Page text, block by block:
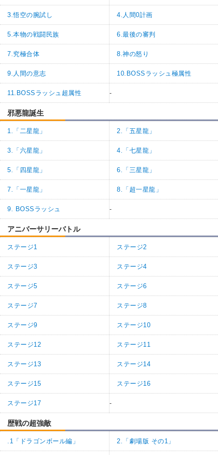
3.悟空の腕試し 4.人間0計画
5.本物の戦闘民族 6.最後の審判
7.究極合体 8.神の怒り
9.人間の意志 10.BOSSラッシュ極属性
11.BOSSラッシュ超属性 -
邪悪龍誕生
1.「二星龍」 2.「五星龍」
3.「六星龍」 4.「七星龍」
5.「四星龍」 6.「三星龍」
7.「一星龍」 8.「超一星龍」
9. BOSSラッシュ -
アニバーサリーバトル
ステージ1 ステージ2
ステージ3 ステージ4
ステージ5 ステージ6
ステージ7 ステージ8
ステージ9 ステージ10
ステージ12 ステージ11
ステージ13 ステージ14
ステージ15 ステージ16
ステージ17 -
歴戦の超強敵
.1「ドラゴンボール編」 2.「劇場版 その1」